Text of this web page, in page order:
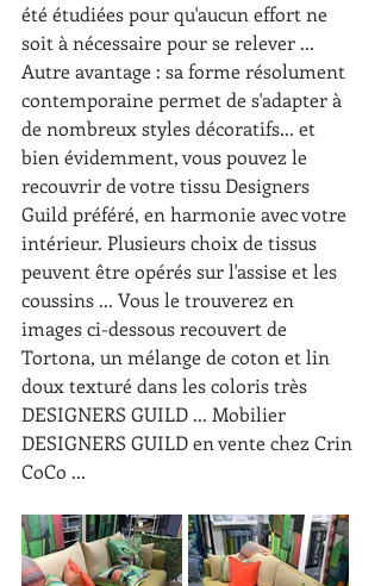
été étudiées pour qu'aucun effort ne
soit à nécessaire pour se relever ...
Autre avantage : sa forme résolument
contemporaine permet de s'adapter à
de nombreux styles décoratifs... et
bien évidemment, vous pouvez le
recouvrir de votre tissu Designers
Guild préféré, en harmonie avec votre
intérieur. Plusieurs choix de tissus
peuvent être opérés sur l'assise et les
coussins ... Vous le trouverez en
images ci-dessous recouvert de
Tortona, un mélange de coton et lin
doux texturé dans les coloris très
DESIGNERS GUILD ... Mobilier
DESIGNERS GUILD en vente chez Crin
CoCo ...